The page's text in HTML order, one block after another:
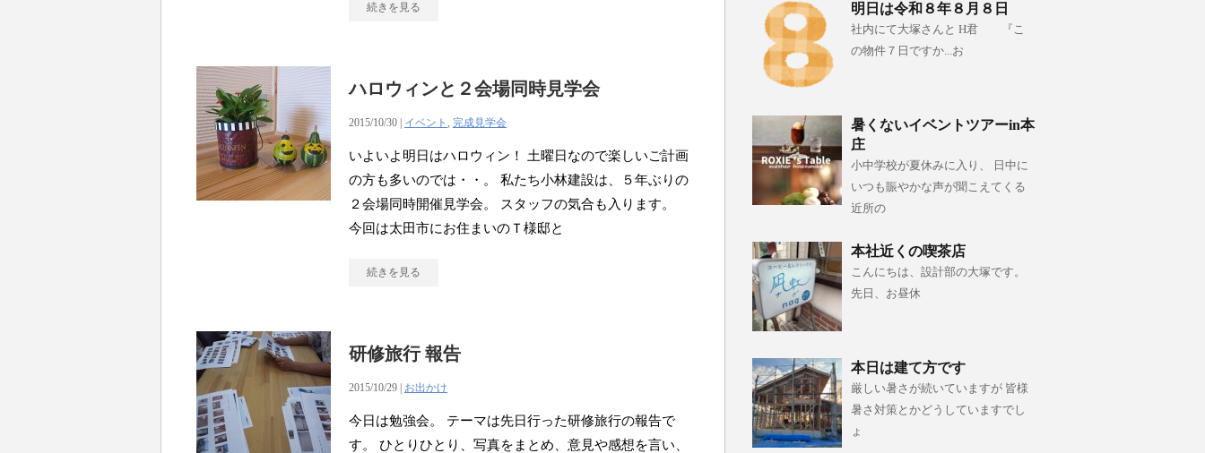
続きを見る
ハロウィンと２会場同時見学会
2015/10/30 | イベント , 完成見学会
いよいよ明日はハロウィン！ 土曜日なので楽しいご計画
の方も多いのでは・・。 私たち小林建設は、５年ぶりの
２会場同時開催見学会。 スタッフの気合も入ります。
今回は太田市にお住まいのＴ様邸と
続きを見る
研修旅行 報告
2015/10/29 | お出かけ
今日は勉強会。 テーマは先日行った研修旅行の報告で
す。 ひとりひとり、写真をまとめ、意見や感想を言い、
明日は令和８年８月８日
社内にて大塚さんと H君 『こ
の物件７日ですか...お
暑くないイベントツアーin本
庄
小中学校が夏休みに入り、 日中に
いつも賑やかな声が聞こえてくる
近所の
本社近くの喫茶店
こんにちは、設計部の大塚です。
先日、お昼休
本日は建て方です
厳しい暑さが続いていますが 皆様
暑さ対策とかどうしていますでし
ょ